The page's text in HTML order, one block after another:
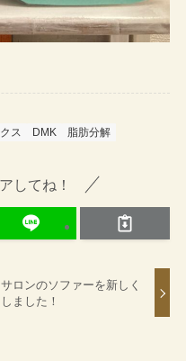
ス DMK 脂肪分解
してね！
サロンのソファーを新しく
しました！